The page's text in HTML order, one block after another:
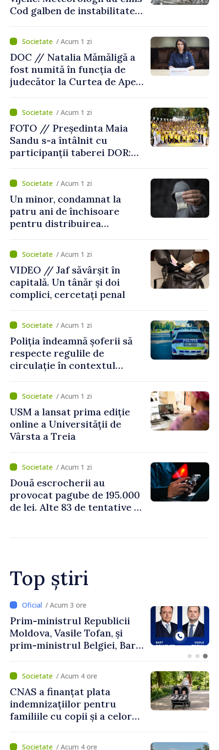
Cod galben de instabilitate
/ Acum 1 zi
DOC // Natalia Mămăligă a
fost numită în funcția de
judecător la Curtea de Apel
/ Acum 1 zi
FOTO // Președinta Maia
Sandu s-a întâlnit cu
participanții taberei DOR:
noastră rămâne puternică”
/ Acum 1 zi
Un minor, condamnat la
patru ani de închisoare
pentru distribuirea
/ Acum 1 zi
VIDEO // Jaf săvârșit în
capitală. Un tânăr și doi
complici, cercetați penal
/ Acum 1 zi
Poliția îndeamnă șoferii să
respecte regulile de
circulație în contextul
perioada concediilor
/ Acum 1 zi
USM a lansat prima ediție
online a Universității de
Vârsta a Treia
/ Acum 1 zi
Două escrocherii au
provocat pagube de 195.000
de lei. Alte 83 de tentative au
Top știri
Perspectivele cooperării
moldo-turce, discutate de
Prim-ministrul Vasile Tofan
Uygar Mustafa Sertel
/ Acum 4 ore
CNAS a finanțat plata
indemnizațiilor pentru
familiile cu copii și a celor
temporară de muncă
/ Acum 4 ore